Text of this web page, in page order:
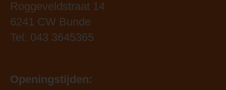
Roggeveldstraat 14
6241 CW Bunde
Tel: 043 3645365
Openingstijden: